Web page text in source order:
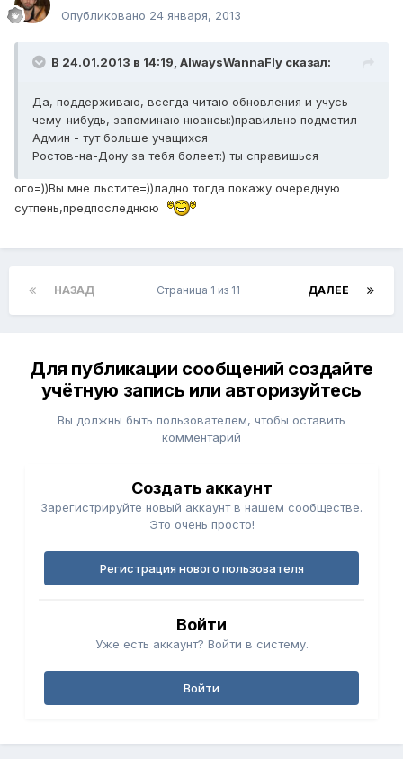
Опубликовано 24 января, 2013
В 24.01.2013 в 14:19, AlwaysWannaFly сказал:
Да, поддерживаю, всегда читаю обновления и учусь
чему-нибудь, запоминаю нюансы:)правильно подметил
Админ - тут больше учащихся
Ростов-на-Дону за тебя болеет:) ты справишься
ого=))Вы мне льстите=))ладно тогда покажу очередную
сутпень,предпоследнюю
НАЗАД ДАЛЕЕ
Страница 1 из 11
Для публикации сообщений создайте
учётную запись или авторизуйтесь
Вы должны быть пользователем, чтобы оставить
комментарий
Создать аккаунт
Зарегистрируйте новый аккаунт в нашем сообществе.
Это очень просто!
Регистрация нового пользователя
Войти
Уже есть аккаунт? Войти в систему.
Войти